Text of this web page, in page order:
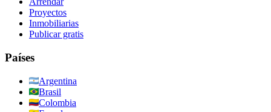
Proyectos
Inmobiliarias
Publicar gratis
Países
Argentina
Brasil
Colombia